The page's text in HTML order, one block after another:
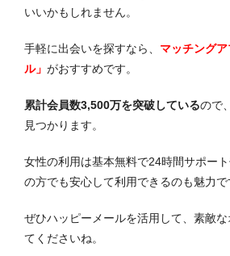
いいかもしれません。
手軽に出会いを探すなら、 マッチング
ル」 がおすすめです。
累計会員数3,500万を突破しているので
見つかります。
女性の利用は基本無料で24時間サポー
の方でも安心して利用できるのも魅力で
ぜひハッピーメールを活用して、素敵
てくださいね。